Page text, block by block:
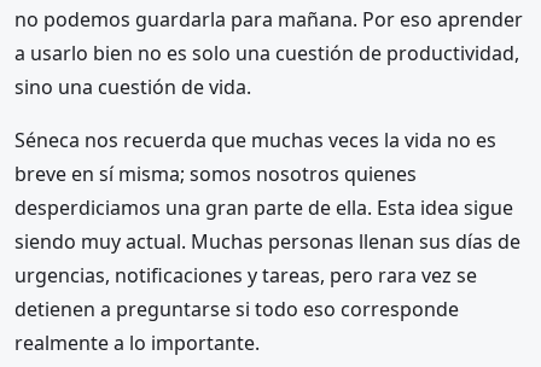
no podemos guardarla para mañana. Por eso aprender
a usarlo bien no es solo una cuestión de productividad,
sino una cuestión de vida.
Séneca nos recuerda que muchas veces la vida no es
breve en sí misma; somos nosotros quienes
desperdiciamos una gran parte de ella. Esta idea sigue
siendo muy actual. Muchas personas llenan sus días de
urgencias, notificaciones y tareas, pero rara vez se
detienen a preguntarse si todo eso corresponde
realmente a lo importante.